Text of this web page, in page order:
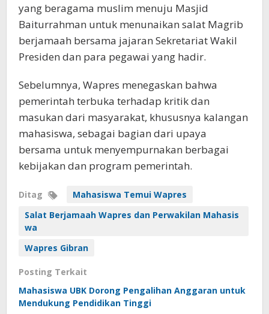
yang beragama muslim menuju Masjid
Baiturrahman untuk menunaikan salat Magrib
berjamaah bersama jajaran Sekretariat Wakil
Presiden dan para pegawai yang hadir.
Sebelumnya, Wapres menegaskan bahwa
pemerintah terbuka terhadap kritik dan
masukan dari masyarakat, khususnya kalangan
mahasiswa, sebagai bagian dari upaya
bersama untuk menyempurnakan berbagai
kebijakan dan program pemerintah.
Ditag
Mahasiswa Temui Wapres
Salat Berjamaah Wapres dan Perwakilan Mahasis
wa
Wapres Gibran
Posting Terkait
Mahasiswa UBK Dorong Pengalihan Anggaran untuk
Mendukung Pendidikan Tinggi